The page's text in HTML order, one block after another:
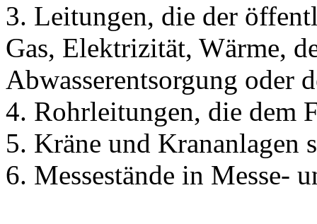
3. Leitungen, die der
Gas, Elektrizität, Wärme,
Abwasserentsorgung oder
4. Rohrleitungen, die dem
5. Kräne und Krananlagen
6. Messestände in Messe-